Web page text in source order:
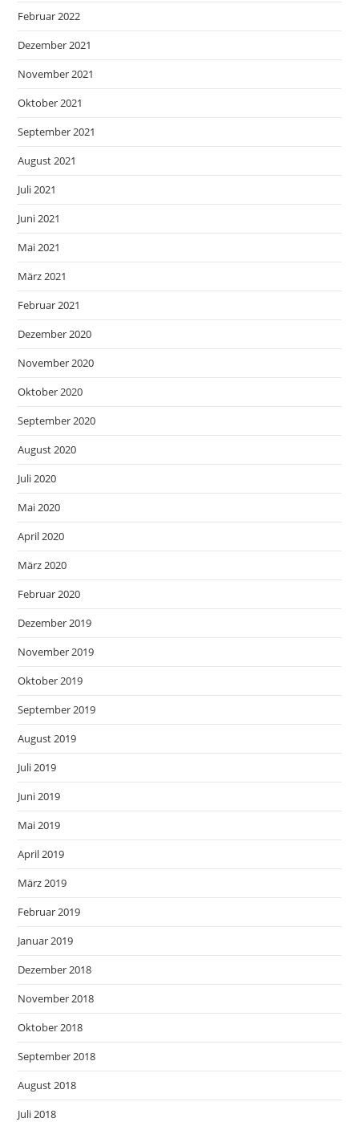
Februar 2022
Dezember 2021
November 2021
Oktober 2021
September 2021
August 2021
Juli 2021
Juni 2021
Mai 2021
März 2021
Februar 2021
Dezember 2020
November 2020
Oktober 2020
September 2020
August 2020
Juli 2020
Mai 2020
April 2020
März 2020
Februar 2020
Dezember 2019
November 2019
Oktober 2019
September 2019
August 2019
Juli 2019
Juni 2019
Mai 2019
April 2019
März 2019
Februar 2019
Januar 2019
Dezember 2018
November 2018
Oktober 2018
September 2018
August 2018
Juli 2018